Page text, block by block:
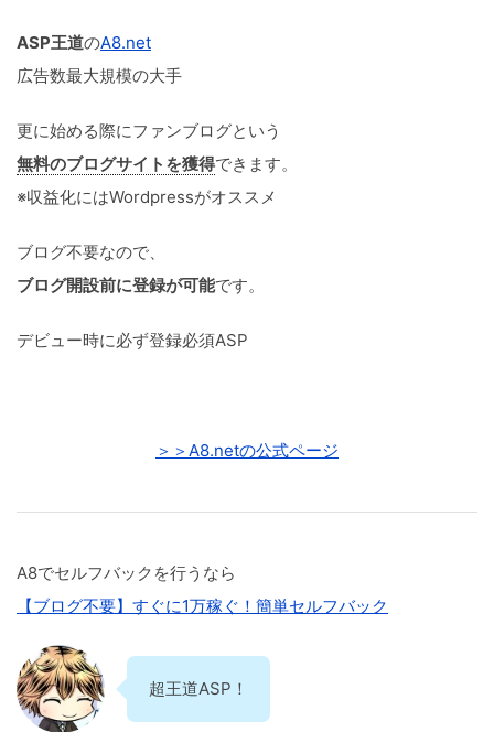
ASP王道のA8.net
広告数最大規模の大手
更に始める際にファンブログという
無料のブログサイトを獲得できます。
※収益化にはWordpressがオススメ
ブログ不要なので、
ブログ開設前に登録が可能です。
デビュー時に必ず登録必須ASP
＞＞A8.netの公式ページ
A8でセルフバックを行うなら
【ブログ不要】すぐに1万稼ぐ！簡単セルフバック
超王道ASP！